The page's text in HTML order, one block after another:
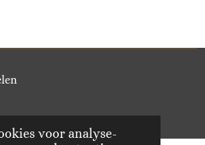
voor analyse-